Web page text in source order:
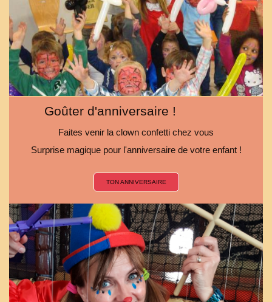
Goûter d'anniversaire !
Faites venir la clown confetti chez vous
Surprise magique pour l'anniversaire de votre enfant !
TON ANNIVERSAIRE